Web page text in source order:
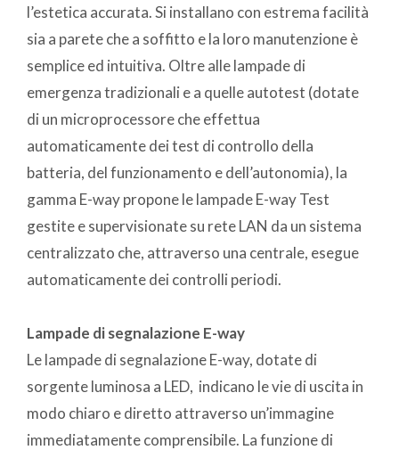
l’estetica accurata. Si installano con estrema facilità
sia a parete che a soffitto e la loro manutenzione è
semplice ed intuitiva. Oltre alle lampade di
emergenza tradizionali e a quelle autotest (dotate
di un microprocessore che effettua
automaticamente dei test di controllo della
batteria, del funzionamento e dell’autonomia), la
gamma E-way propone le lampade E-way Test
gestite e supervisionate su rete LAN da un sistema
centralizzato che, attraverso una centrale, esegue
automaticamente dei controlli periodi.
Lampade di segnalazione E-way
Le lampade di segnalazione E-way, dotate di
sorgente luminosa a LED, indicano le vie di uscita in
modo chiaro e diretto attraverso un’immagine
immediatamente comprensibile. La funzione di